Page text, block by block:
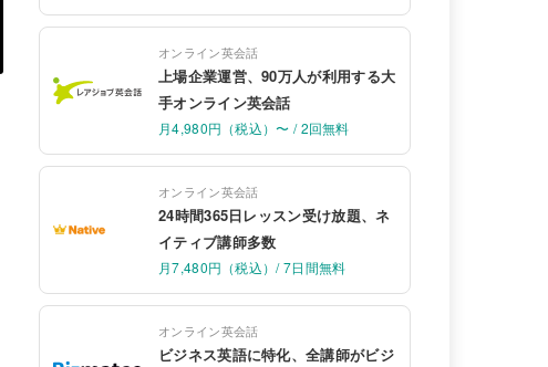
オンライン英会話
上場企業運営、90万人が利用する大
手オンライン英会話
月4,980円（税込）〜 / 2回無料
オンライン英会話
24時間365日レッスン受け放題、ネ
イティブ講師多数
月7,480円（税込）/ 7日間無料
オンライン英会話
ビジネス英語に特化、全講師がビジ